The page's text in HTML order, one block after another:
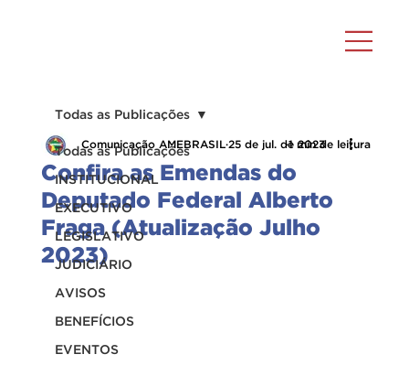
Todas as Publicações
INSTITUCIONAL
EXECUTIVO
LEGISLATIVO
JUDICIÁRIO
AVISOS
BENEFÍCIOS
EVENTOS
Todas as Publicações
Confira as Emendas do
Deputado Federal Alberto
Fraga (Atualização Julho
2023)
Comunicação AMEBRASIL 25 de jul. de 20231 min de leitura